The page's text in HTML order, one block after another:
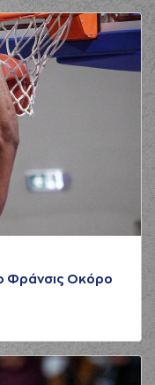
Φράνσις Οκόρο